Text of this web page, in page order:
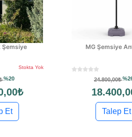
Şemsiye
Stokta Yok
%20
Et
MG Şemsiye
24.800,00₺
Talep Et